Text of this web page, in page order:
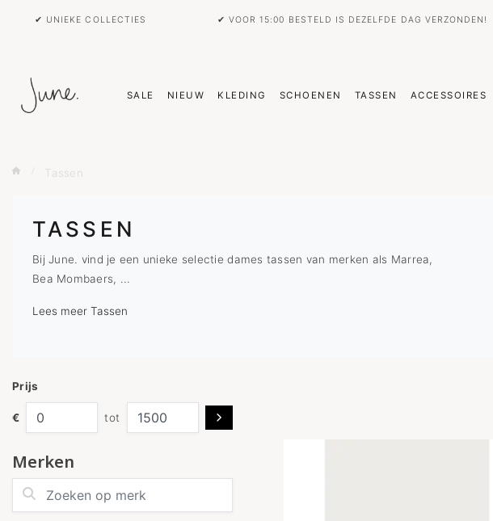
✔ UNIEKE COLLECTIES ✔ VOOR 15:00 BESTELD IS DEZELFDE DAG VERZONDEN!
SALE NIEUW KLEDING SCHOENEN TASSEN ACCESSOIRES
Tassen
TASSEN
Bij June. vind je een unieke selectie dames tassen van merken als Marrea,
Bea Mombaers, ...
Lees meer Tassen
Prijs
€ tot
Merken
Zoeken op merk